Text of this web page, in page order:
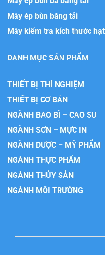
Máy ép bùn băng tải
Máy kiểm tra kích thước hạt
DANH MỤC SẢN PHẨM
THIẾT BỊ THÍ NGHIỆM
THIẾT BỊ CƠ BẢN
NGÀNH BAO BÌ – CAO SU
NGÀNH SƠN – MỰC IN
NGÀNH DƯỢC – MỸ PHẨM
NGÀNH THỰC PHẨM
NGÀNH THỦY SẢN
NGÀNH MÔI TRƯỜNG